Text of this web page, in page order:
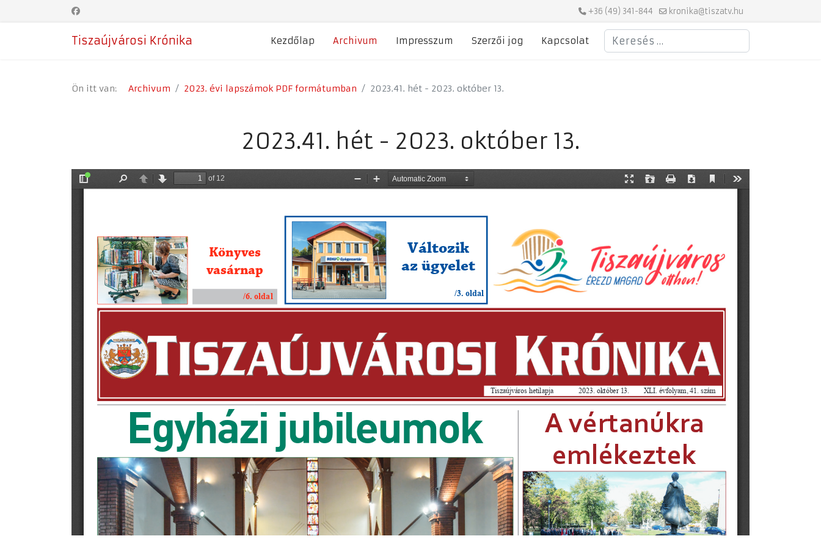
+36 (49) 341-844 kronika@tiszatv.hu
Tiszaújvárosi Krónika Kezdőlap Archivum Impresszum Szerzői jog Kapcsolat
Keresés
Ön itt van: Archivum 2023. évi lapszámok PDF formátumban 2023.41. hét - 2023. október 13.
2023.41. hét - 2023. október 13.